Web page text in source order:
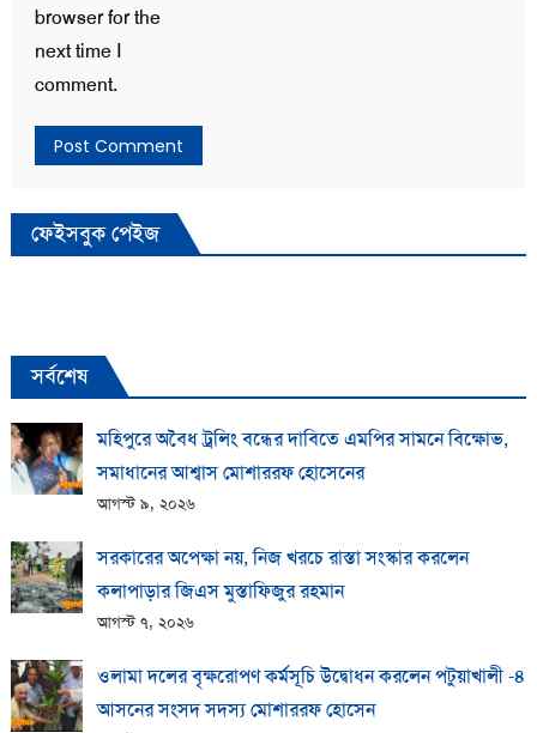
browser for the
next time I
comment.
ফেইসবুক পেইজ
সর্বশেষ
মহিপুরে অবৈধ ট্রলিং বন্ধের দাবিতে এমপির সামনে বিক্ষোভ,
সমাধানের আশ্বাস মোশাররফ হোসেনের
আগস্ট ৯, ২০২৬
সরকারের অপেক্ষা নয়, নিজ খরচে রাস্তা সংস্কার করলেন
কলাপাড়ার জিএস মুস্তাফিজুর রহমান
আগস্ট ৭, ২০২৬
ওলামা দলের বৃক্ষরোপণ কর্মসূচি উদ্বোধন করলেন পটুয়াখালী -৪
আসনের সংসদ সদস্য মোশাররফ হোসেন